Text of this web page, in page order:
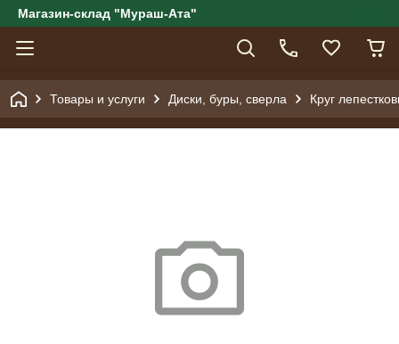
Магазин-склад "Мураш-Ата"
Товары и услуги Диски, буры, сверла Круг